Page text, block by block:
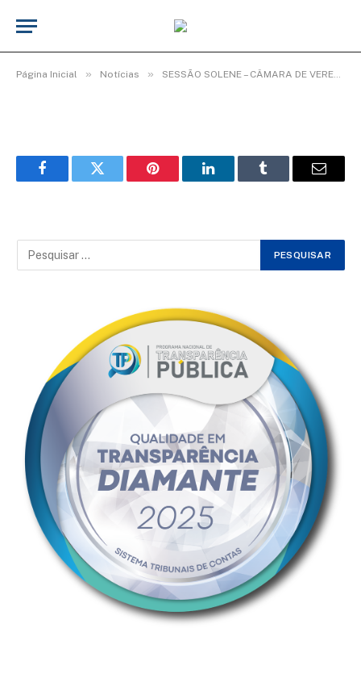
Página Inicial » Notícias » SESSÃO SOLENE – CÂMARA DE VEREADORES ENCERRA ANO LEGISLATIVO COM HOMENAGENS.
08.35.09
FacebookTwitter Pinterest LinkedInTumblr Email